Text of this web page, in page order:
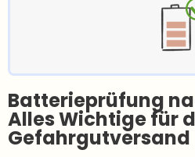
Batterieprüfung
Alles Wichtige für
Gefahrgutversand